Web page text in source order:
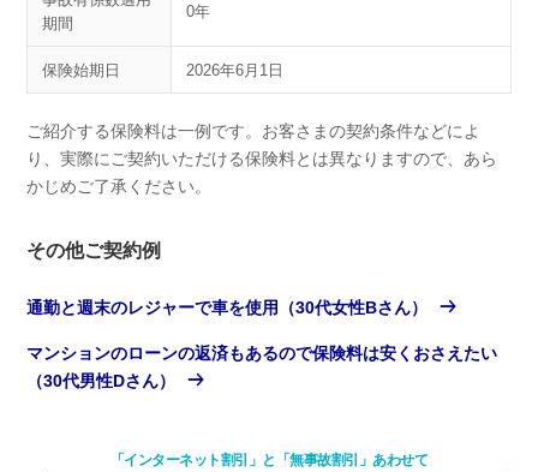
期間
0年
保険始期日 2026年6月1日
ご紹介する保険料は一例です。お客さまの契約条件などによ
り、実際にご契約いただける保険料とは異なりますので、あら
かじめご了承ください。
その他ご契約例
通勤と週末のレジャーで車を使用（30代女性Bさん）
マンションのローンの返済もあるので保険料は安くおさえたい
（30代男性Dさん）
「インターネット割引」と「無事故割引」あわせて